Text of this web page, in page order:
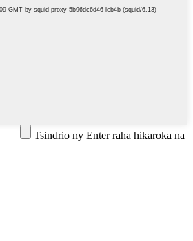
Tsindrio ny Enter raha hikaroka na